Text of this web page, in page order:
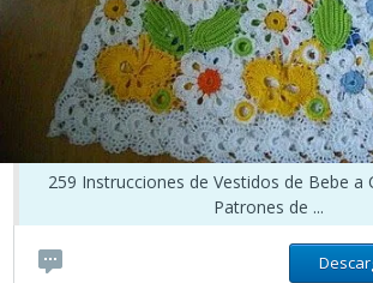
259 Instrucciones de Vestidos de Bebe a
Patrones de ...